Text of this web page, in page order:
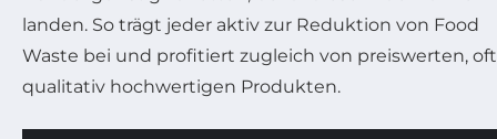
landen. So trägt jeder aktiv zur Reduktion von Food
Waste bei und profitiert zugleich von preiswerten, oft
qualitativ hochwertigen Produkten.